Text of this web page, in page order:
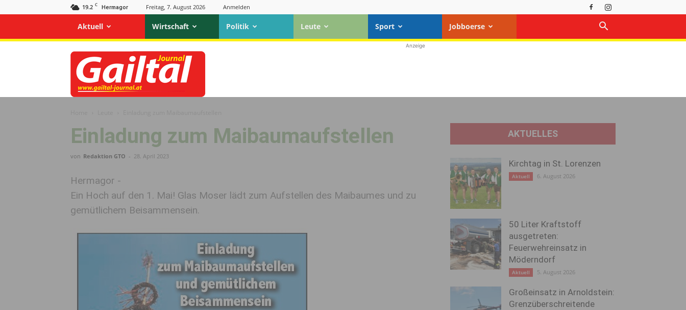
19.2 C Hermagor Freitag, 7. August 2026 Anmelden
Aktuell Wirtschaft Politik Leute Sport Jobboerse
Gailtal
Journal
Anzeige
Einladung zum Maibaumaufstellen
von Redaktion GTO - 28. April 2023
Hermagor -
Ein Hoch auf den 1. Mai! Glas Moser lädt zum Aufstellen des Maibaumes und zu
gemütlichem Beisammensein.
AKTUELLES
Kirchtag in St. Lorenzen
Aktuell 6. August 2026
50 Liter Kraftstoff
ausgetreten:
Feuerwehreinsatz in
Möderndorf
Aktuell 5. August 2026
Großeinsatz in Arnoldstein:
Grenzüberschreitende